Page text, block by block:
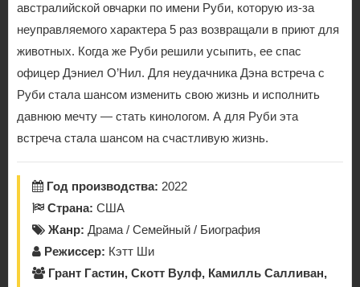
австралийской овчарки по имени Руби, которую из-за
неуправляемого характера 5 раз возвращали в приют для
животных. Когда же Руби решили усыпить, ее спас
офицер Дэниел О’Нил. Для неудачника Дэна встреча с
Руби стала шансом изменить свою жизнь и исполнить
давнюю мечту — стать кинологом. А для Руби эта
встреча стала шансом на счастливую жизнь.
Год производства: 2022
Страна: США
Жанр: Драма / Семейный / Биография
Режиссер: Кэтт Ши
Грант Гастин, Скотт Вулф, Камилль Салливан,